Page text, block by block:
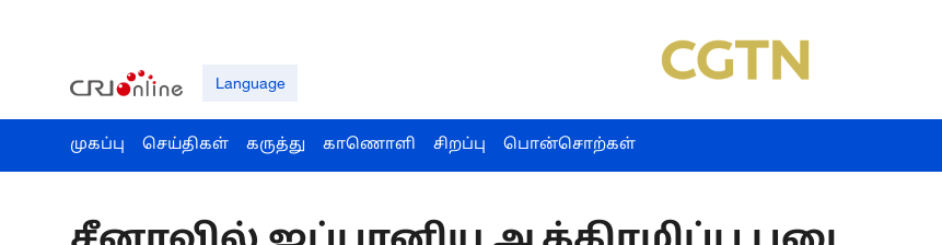
Language
முகப்பு செய்திகள் கருத்து காணொளி சிறப்பு பொன்சொற்கள்